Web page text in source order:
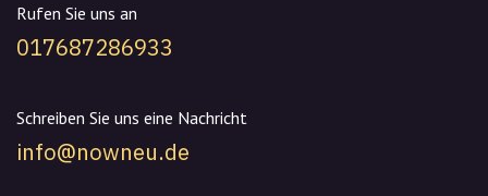
Rufen Sie uns an
017687286933
Schreiben Sie uns eine Nachricht
info@nowneu.de